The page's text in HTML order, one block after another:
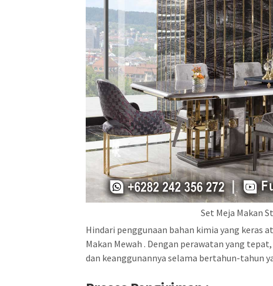
Set Meja Makan
Hindari penggunaan bahan kimia yang keras
Makan Mewah . Dengan perawatan yang
dan keanggunannya selama bertahun-tahun